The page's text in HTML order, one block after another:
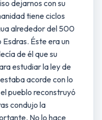
dejarnos con su
tiene ciclos
alrededor del 500
Esdras. Éste era un
de él que su
estudiar la ley de
acorde con lo
pueblo reconstruyó
condujo la
No lo hace